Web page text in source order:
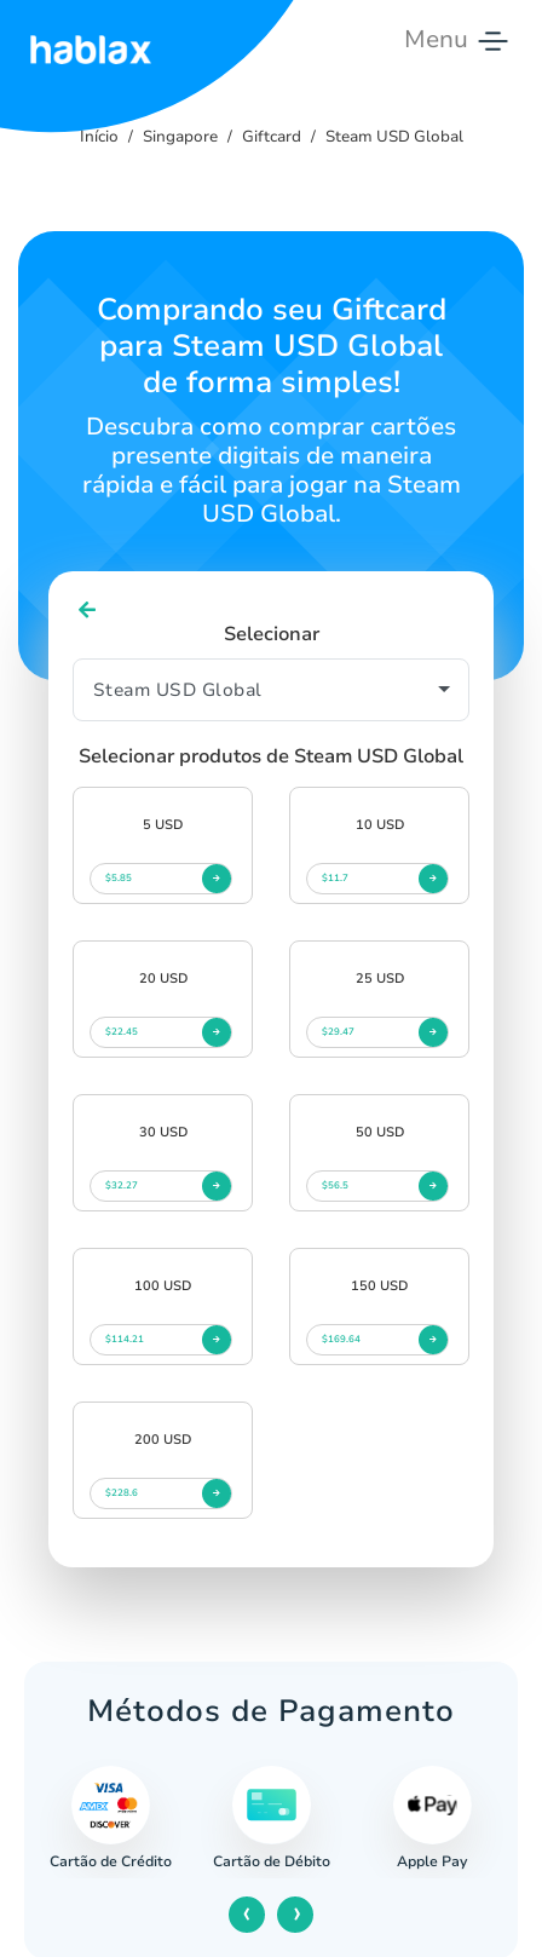
Menu
Tarifas
Entre
contato
SIGN UP
Início Singapore Giftcard Steam USD Global
Comprando seu Giftcard
para Steam USD Global
de forma simples!
Descubra como comprar cartões
presente digitais de maneira
rápida e fácil para jogar na Steam
USD Global.
Selecionar
Selecionar produtos de Steam USD Global
5 USD
$5.85
10 USD
$11.7
20 USD
$22.45
25 USD
$29.47
30 USD
$32.27
50 USD
$56.5
100 USD
$114.21
150 USD
$169.64
200 USD
$228.6
Métodos de Pagamento
Cartão de Crédito Cartão de Débito Apple Pay
‹ ›